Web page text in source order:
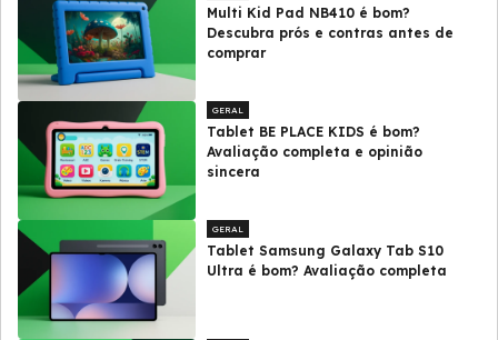
Multi Kid Pad NB410 é bom?
Descubra prós e contras antes de
comprar
GERAL
Tablet BE PLACE KIDS é bom?
Avaliação completa e opinião
sincera
GERAL
Tablet Samsung Galaxy Tab S10
Ultra é bom? Avaliação completa